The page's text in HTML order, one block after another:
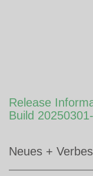
Release
Build
Neues +